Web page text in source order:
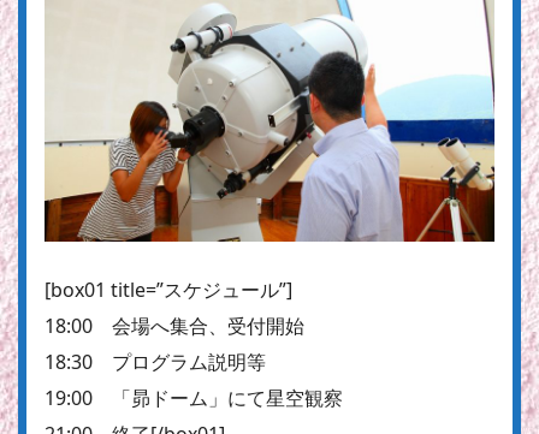
[box01 title=”スケジュール”]
18:00 会場へ集合、受付開始
18:30 プログラム説明等
19:00 「昴ドーム」にて星空観察